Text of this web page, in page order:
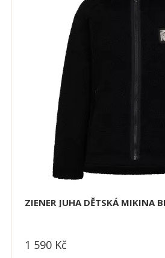
ZIENER JUHA DĚTSKÁ MIKINA
1 590 Kč